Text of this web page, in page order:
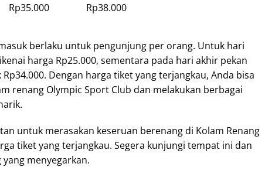
Rp35.000 Rp38.000
berlaku untuk pengunjung per orang. Untuk hari
harga Rp25.000, sementara pada hari akhir pekan
Dengan harga tiket yang terjangkau, Anda bisa
renang Olympic Sport Club dan melakukan berbagai
untuk merasakan keseruan berenang di Kolam Renang
tiket yang terjangkau. Segera kunjungi tempat ini dan
menyegarkan.